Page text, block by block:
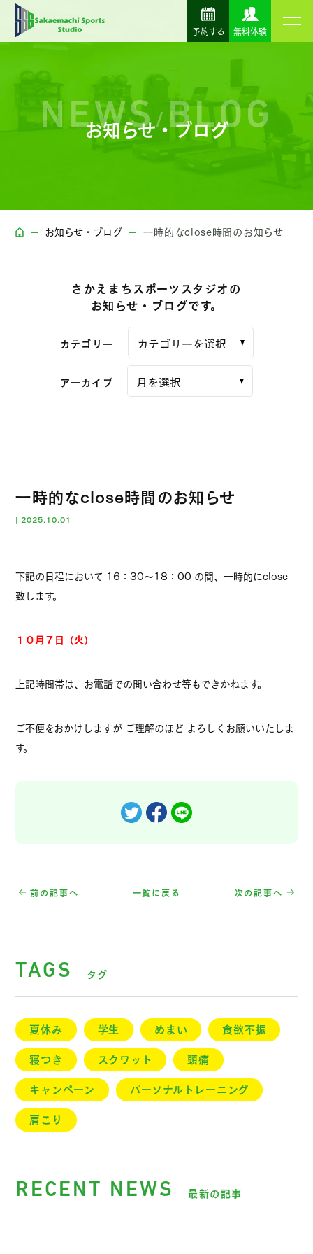
お知らせ・ブログ
NEWS/ BLOG
お知らせ・ブログ 一時的なclose時間のお知らせ
さかえまちスポーツスタジオの
お知らせ・ブログです。
カテゴリー
アーカイブ
一時的なclose時間のお知らせ
|2025.10.01
下記の日程において 16：30～18：00 の間、一時的にclose
致します。
１０月７日（火）
上記時間帯は、お電話での問い合わせ等もできかねます。
ご不便をおかけしますが ご理解のほど よろしくお願いいたしま
す。
前の記事へ 次の記事へ
一覧に戻る
TAGS タグ
夏休み 学生 めまい
食欲不振
寝つき
スクワット
頭痛
キャンペーン
パーソナルトレーニング
肩こり
RECENT NEWS 最新の記事
予約する 無料体験